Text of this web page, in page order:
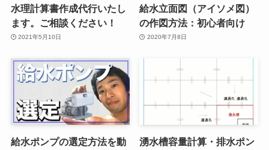
水理計算書作成代行いたし
ます。ご相談ください！
2021年5月10日
給水立面図（アイソメ図）
の作図方法：初心者向け
2020年7月8日
給水ポンプの選定方法を動
湧水槽容量計算・排水ポン